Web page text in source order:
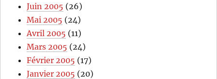
Juin 2005 (26)
Mai 2005 (24)
Avril 2005 (11)
Mars 2005 (24)
Février 2005 (17)
Janvier 2005 (20)